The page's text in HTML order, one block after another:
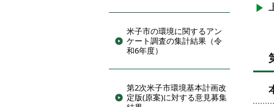
米子市の環境に関するアン
ケート調査の集計結果（令
和6年度）
第2次米子市環境基本計画改
定版(原案)に対する意見募集